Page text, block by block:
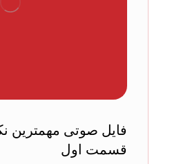
فایل صوتی مهمترین
قسمت اول